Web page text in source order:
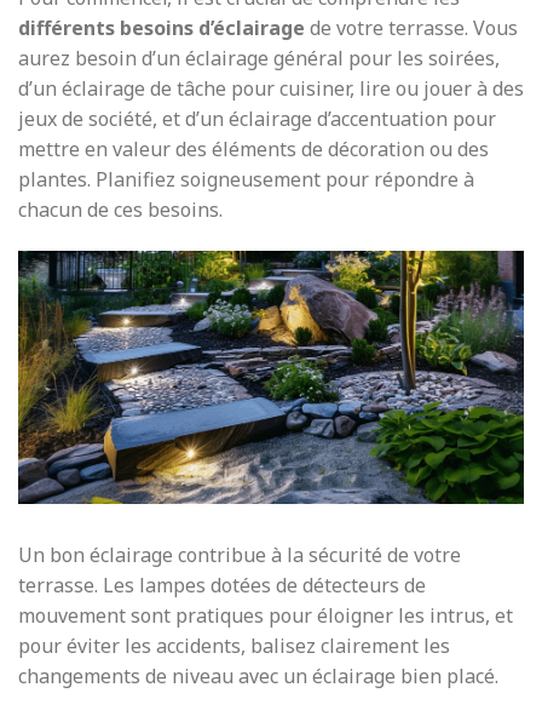
différents besoins d’éclairage de votre terrasse. Vous
aurez besoin d’un éclairage général pour les soirées,
d’un éclairage de tâche pour cuisiner, lire ou jouer à des
jeux de société, et d’un éclairage d’accentuation pour
mettre en valeur des éléments de décoration ou des
plantes. Planifiez soigneusement pour répondre à
chacun de ces besoins.
Un bon éclairage contribue à la sécurité de votre
terrasse. Les lampes dotées de détecteurs de
mouvement sont pratiques pour éloigner les intrus, et
pour éviter les accidents, balisez clairement les
changements de niveau avec un éclairage bien placé.